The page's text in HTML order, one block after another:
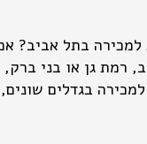
למכירה בתל אביב?
רמת גן או בני ברק,
בגדלים